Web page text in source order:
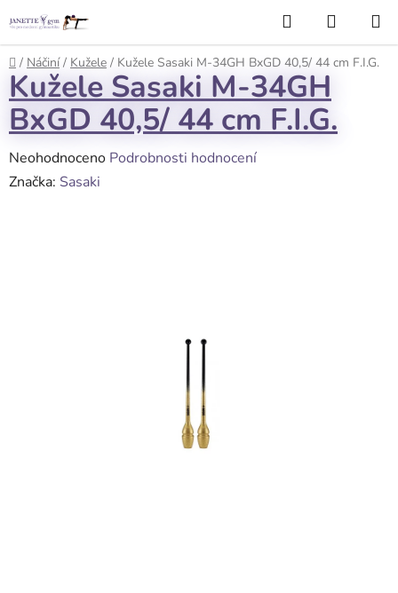
na
obsah
Hledat
KOŠÍK
Domů
/ Náčiní / Kužele / Kužele Sasaki M-34GH BxGD 40,5/ 44 cm F.I.G.
Kužele Sasaki M-34GH
BxGD 40,5/ 44 cm F.I.G.
Průměrné
hodnocení
Neohodnoceno Podrobnosti hodnocení
Značka: Sasaki